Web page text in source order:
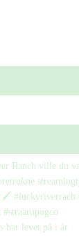
har levet på i år